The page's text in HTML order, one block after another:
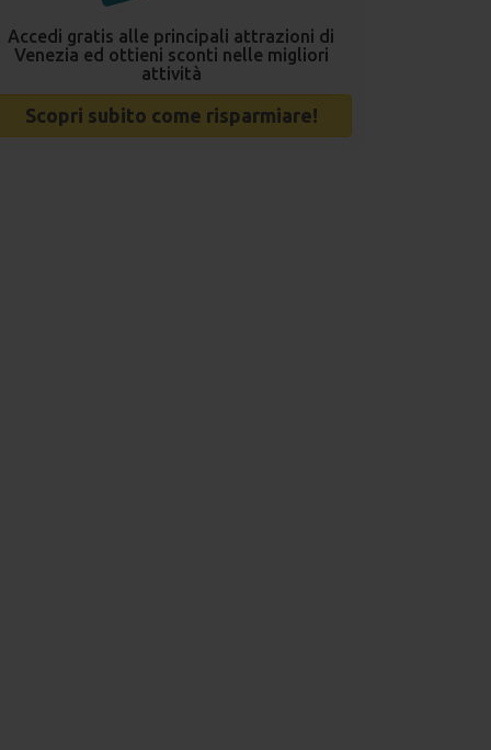
Accedi gratis alle principali attrazioni di
Venezia ed ottieni sconti nelle migliori
attività
Scopri subito come risparmiare!